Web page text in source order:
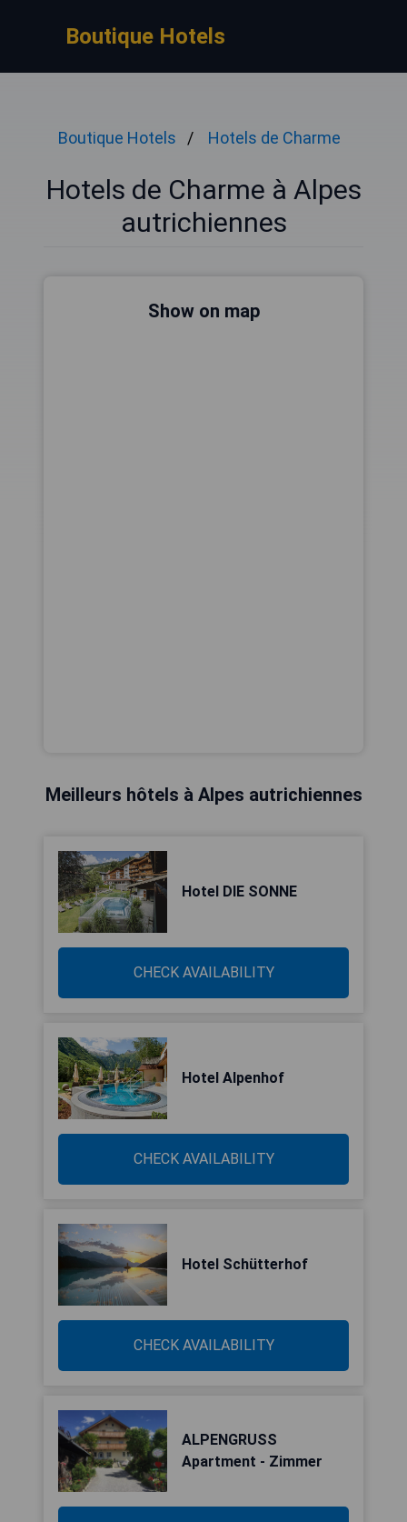
Boutique Hotels
Boutique Hotels Hotels de Charme
Hotels de Charme à Alpes
autrichiennes
Show on map
Meilleurs hôtels à Alpes autrichiennes
Hotel DIE SONNE
CHECK AVAILABILITY
Hotel Alpenhof
CHECK AVAILABILITY
Hotel Schütterhof
CHECK AVAILABILITY
ALPENGRUSS
Apartment - Zimmer